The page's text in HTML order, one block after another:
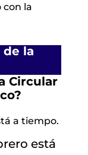
la
la
Circular
a tiempo.
está